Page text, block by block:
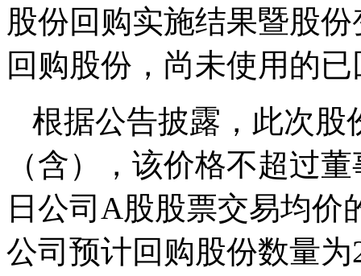
股份回购实施结果暨股
回购股份，尚未使用的
根据公告披露，此次股
（含），该价格不超过
日公司A股股票交易均价
公司预计回购股份数量